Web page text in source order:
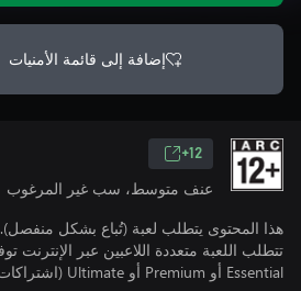
إضافة إلى قائمة الأمنيات
12+
عنف متوسط، سب غير المرغوب
هذا المحتوى يتطلب لعبة (تُباع بشكل منفصل).
Essential أو Premium أو Ultimate (اشتراكات تُباع بشكل منفصل).